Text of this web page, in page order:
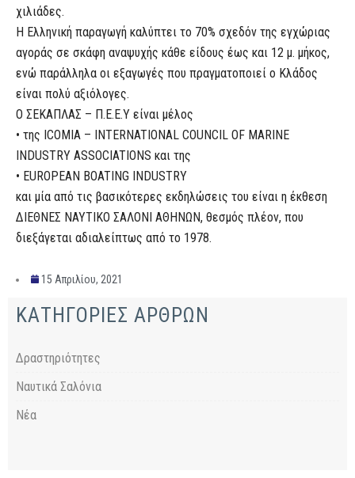
χιλιάδες.
Η Ελληνική παραγωγή καλύπτει το 70% σχεδόν της εγχώριας
αγοράς σε σκάφη αναψυχής κάθε είδους έως και 12 μ. μήκος,
ενώ παράλληλα οι εξαγωγές που πραγματοποιεί ο Κλάδος
είναι πολύ αξιόλογες.
Ο ΣΕΚΑΠΛΑΣ – Π.Ε.Ε.Υ είναι μέλος
• της ICOMIA – INTERNATIONAL COUNCIL OF MARINE
INDUSTRY ASSOCIATIONS και της
• EUROPEAN BOATING INDUSTRY
και μία από τις βασικότερες εκδηλώσεις του είναι η έκθεση
ΔΙΕΘΝΕΣ ΝΑΥΤΙΚΟ ΣΑΛΟΝΙ ΑΘΗΝΩΝ, θεσμός πλέον, που
διεξάγεται αδιαλείπτως από το 1978.
15 Απριλίου, 2021
ΚΑΤΗΓΟΡΙΕΣ ΑΡΘΡΩΝ
Δραστηριότητες
Ναυτικά Σαλόνια
Νέα